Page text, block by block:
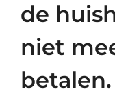
de
niet
betalen.